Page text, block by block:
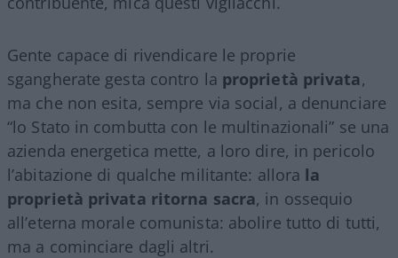
Gente capace di rivendicare le proprie
sgangherate gesta contro la proprietà privata,
ma che non esita, sempre via social, a denunciare
“lo Stato in combutta con le multinazionali” se una
azienda energetica mette, a loro dire, in pericolo
l’abitazione di qualche militante: allora la
proprietà privata ritorna sacra, in ossequio
all’eterna morale comunista: abolire tutto di tutti,
ma a cominciare dagli altri.